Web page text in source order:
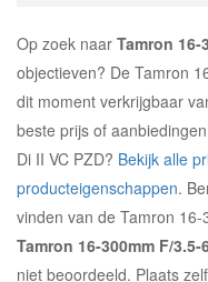
Op zoek naar Tamron 16-
objectieven? De Tamron
dit moment verkrijgbaar
beste prijs of
Di II VC PZD? Bekijk alle
producteigenschappen.
vinden van de Tamron
Tamron 16-300mm F/3.5-
niet beoordeeld. Plaats